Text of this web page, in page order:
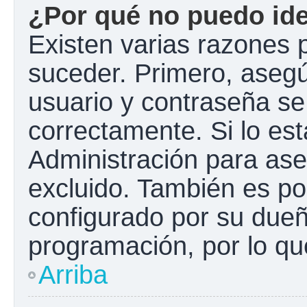
¿Por qué no puedo
Existen varias razones
suceder. Primero,
usuario y contraseña
correctamente. Si lo
Administración para
excluido. También es
configurado por su
programación, por lo
Arriba